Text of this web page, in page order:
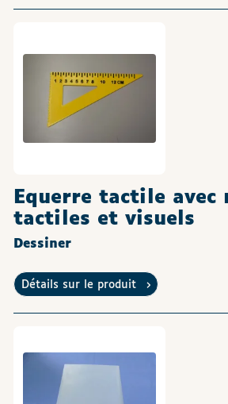
Equerre tactile avec
tactiles et visuels
Dessiner
Détails sur le produit